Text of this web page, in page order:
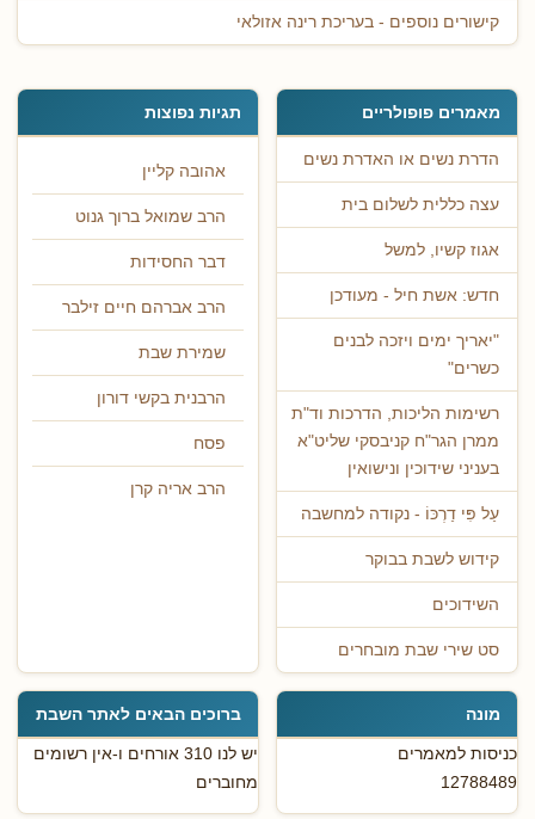
קישורים נוספים - בעריכת רינה אזולאי
מאמרים פופולריים
הדרת נשים או האדרת נשים
עצה כללית לשלום בית
אגוז קשיו, למשל
חדש: אשת חיל - מעודכן
"יאריך ימים ויזכה לבנים
כשרים"
רשימות הליכות, הדרכות וד"ת
ממרן הגר"ח קניבסקי שליט"א
בעניני שידוכין ונישואין
עַל פִּי דַרְכּוֹ - נקודה למחשבה
קידוש לשבת בבוקר
השידוכים
סט שירי שבת מובחרים
תגיות נפוצות
אהובה קליין
הרב שמואל ברוך גנוט
דבר החסידות
הרב אברהם חיים זילבר
שמירת שבת
הרבנית בקשי דורון
פסח
הרב אריה קרן
מונה
כניסות למאמרים
12788489
ברוכים הבאים לאתר השבת
יש לנו 310 אורחים ו-אין רשומים
מחוברים